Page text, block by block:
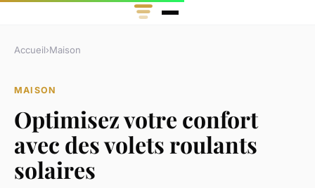
Accueil›Maison
MAISON
Optimisez votre confort
avec des volets roulants
solaires